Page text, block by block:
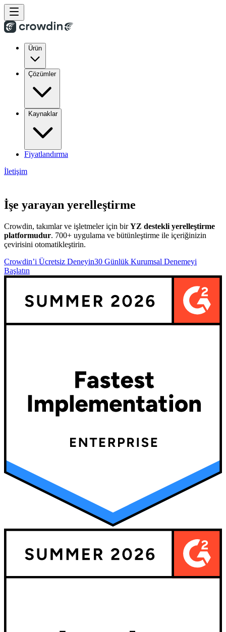
Ürün
Çözümler
Kaynaklar
Fiyatlandırma
İletişim
İşe yarayan yerelleştirme
Crowdin, takımlar ve işletmeler için birYZ destekli yerelleştirme
platformudur. 700+ uygulama ve bütünleştirme ile içeriğinizin
çevirisini otomatikleştirin.
Crowdin’i Ücretsiz Deneyin30 Günlük Kurumsal Denemeyi
Başlatın